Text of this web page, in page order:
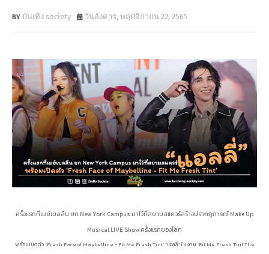
บันเทิง society วันอังคาร, พฤศจิกายน 22, 2565
ครั้งแรกที่เมย์เบลลีน ยก New York Campus มาไว้ที่สยามสแควร์สร้างปรากฏการณ์ Make Up
Musical LIVE Show ครั้งแรกของโลก
พร้อมเปิดตัว ‘Fresh Face of Maybelline - Fit Me Fresh Tint’ “แอลลี่” ในงาน ‘Fit Me Fresh Tint The